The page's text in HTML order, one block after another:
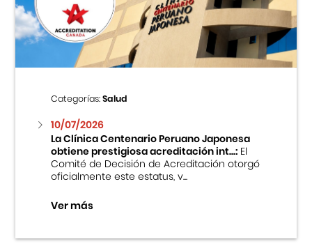
Centro Cultural Peruano Japonés
Cursos
Museo de la Inmigración Japonesa
Fondo Editorial
Teatro Peruano Japonés
Categorías:Salud
10/07/2026
La Clínica Centenario Peruano Japonesa
obtiene prestigiosa acreditación int...:El
Comité de Decisión de Acreditación otorgó
oficialmente este estatus, v...
Ver más